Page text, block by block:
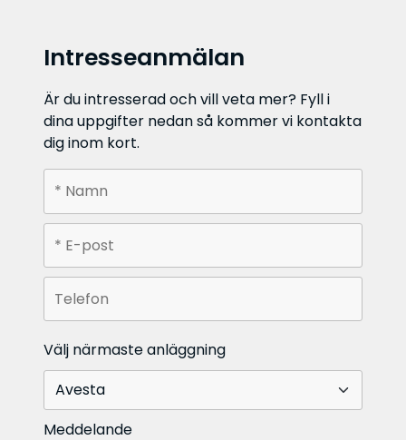
Intresseanmälan
Är du intresserad och vill veta mer? Fyll i
dina uppgifter nedan så kommer vi kontakta
dig inom kort.
Välj närmaste anläggning
Meddelande